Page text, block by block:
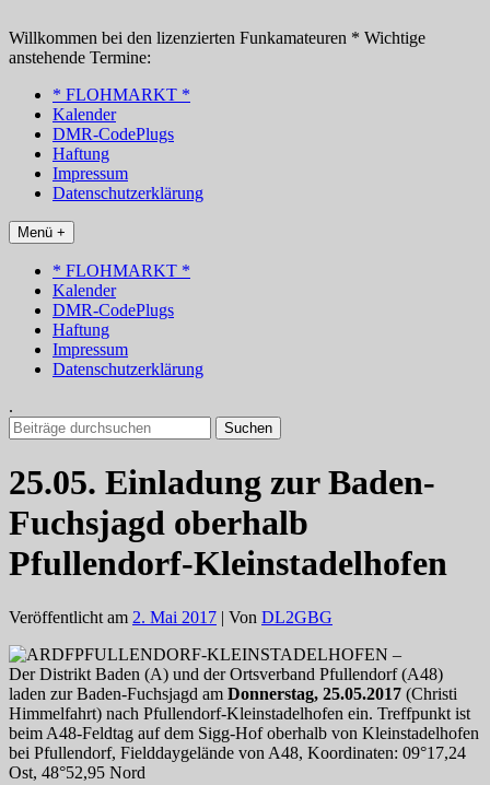
Inhalt
springen
Willkommen bei den lizenzierten Funkamateuren * Wichtige
anstehende Termine:
* FLOHMARKT *
Kalender
DMR-CodePlugs
Haftung
Impressum
Datenschutzerklärung
Menü +
* FLOHMARKT *
Kalender
DMR-CodePlugs
Haftung
Impressum
Datenschutzerklärung
.
Suchen
nach:
25.05. Einladung zur Baden-
Fuchsjagd oberhalb
Pfullendorf-Kleinstadelhofen
Veröffentlicht am 2. Mai 2017 | Von DL2GBG
PFULLENDORF-KLEINSTADELHOFEN –
Der Distrikt Baden (A) und der Ortsverband Pfullendorf (A48)
laden zur Baden-Fuchsjagd am Donnerstag, 25.05.2017 (Christi
Himmelfahrt) nach Pfullendorf-Kleinstadelhofen ein. Treffpunkt ist
beim A48-Feldtag auf dem Sigg-Hof oberhalb von Kleinstadelhofen
bei Pfullendorf, Fielddaygelände von A48, Koordinaten: 09°17,24
Ost, 48°52,95 Nord